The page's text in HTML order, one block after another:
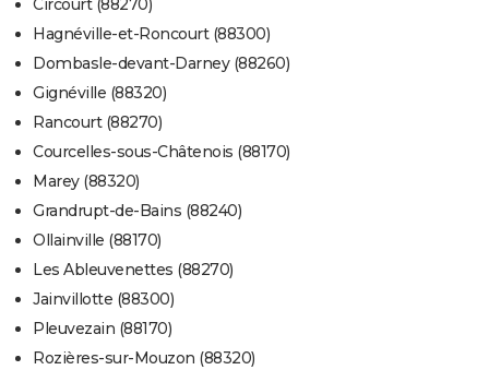
Circourt (88270)
Hagnéville-et-Roncourt (88300)
Dombasle-devant-Darney (88260)
Gignéville (88320)
Rancourt (88270)
Courcelles-sous-Châtenois (88170)
Marey (88320)
Grandrupt-de-Bains (88240)
Ollainville (88170)
Les Ableuvenettes (88270)
Jainvillotte (88300)
Pleuvezain (88170)
Rozières-sur-Mouzon (88320)